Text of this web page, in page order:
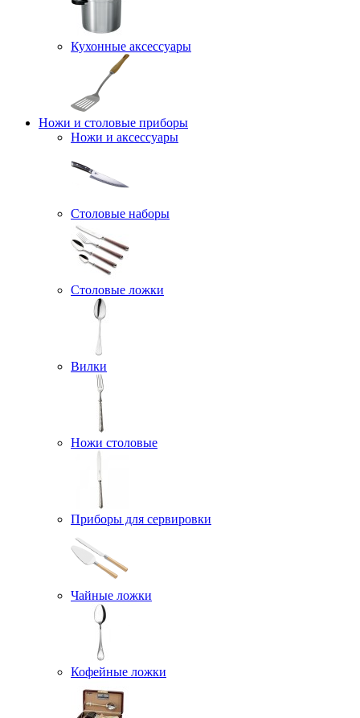
Кухонные аксессуары
Ножи и столовые приборы
Ножи и аксессуары
Столовые наборы
Столовые ложки
Вилки
Ножи столовые
Приборы для сервировки
Чайные ложки
Кофейные ложки